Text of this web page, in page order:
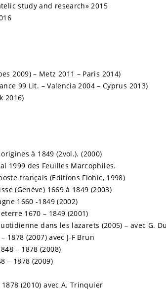
study and research» 2015
2009) – Metz 2011 – Paris 2014)
99 Lit. – Valencia 2004 – Cyprus 2013)
2016)
à 1849 (2vol.). (2000)
1999 des Feuilles Marcophiles.
français (Editions Flohic, 1998)
(Genève) 1669 à 1849 (2003)
1660 -1849 (2002)
1670 – 1849 (2001)
dans les lazarets (2005) – avec G.
1878 (2007) avec J-F Brun
– 1878 (2008)
– 1878 (2009)
(2010) avec A. Trinquier